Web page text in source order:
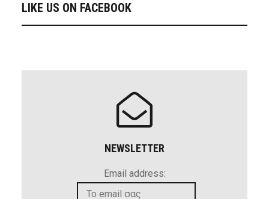
LIKE US ON FACEBOOK
NEWSLETTER
Email address: